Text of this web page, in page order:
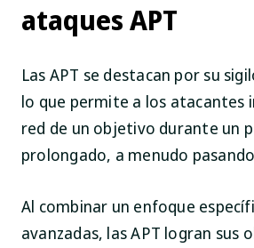
ataques APT
Las APT se destacan por su
lo que permite a los atacantes
red de un objetivo durante un
prolongado, a menudo
Al combinar un enfoque
avanzadas, las APT logran sus